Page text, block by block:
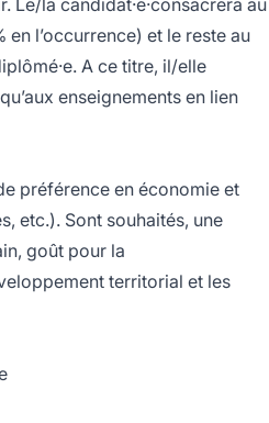
Le/la candidat·e·consacrera au
l’occurrence) et le reste au
A ce titre, il/elle
enseignements en lien
préférence en économie et
etc.). Sont souhaités, une
goût pour la
territorial et les